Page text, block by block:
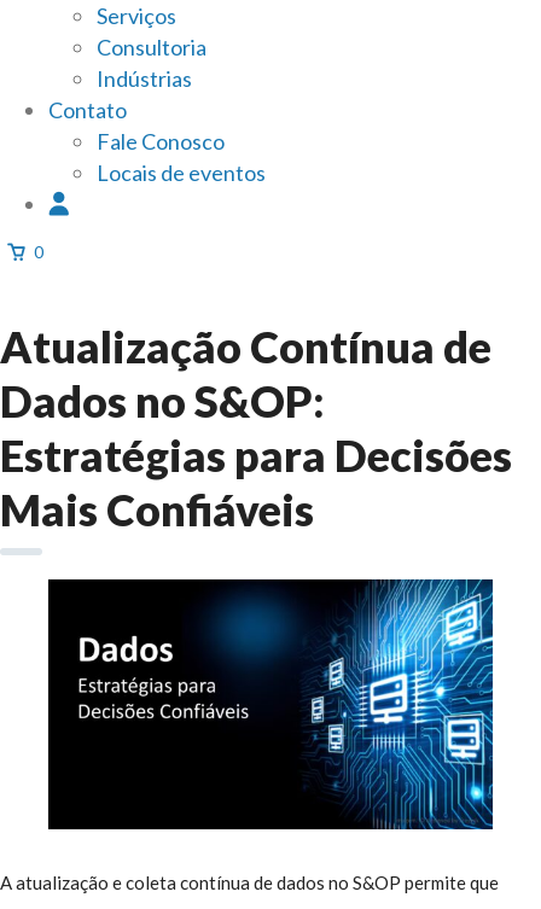
Serviços
Consultoria
Indústrias
Contato
Fale Conosco
Locais de eventos
0
Atualização Contínua de
Dados no S&OP:
Estratégias para Decisões
Mais Confiáveis
A atualização e coleta contínua de dados no S&OP permite que